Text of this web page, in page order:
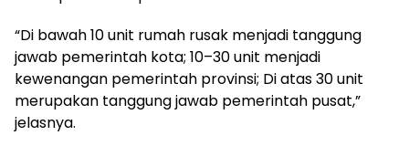
“Di bawah 10 unit rumah rusak menjadi tanggung
jawab pemerintah kota; 10–30 unit menjadi
kewenangan pemerintah provinsi; Di atas 30 unit
merupakan tanggung jawab pemerintah pusat,”
jelasnya.